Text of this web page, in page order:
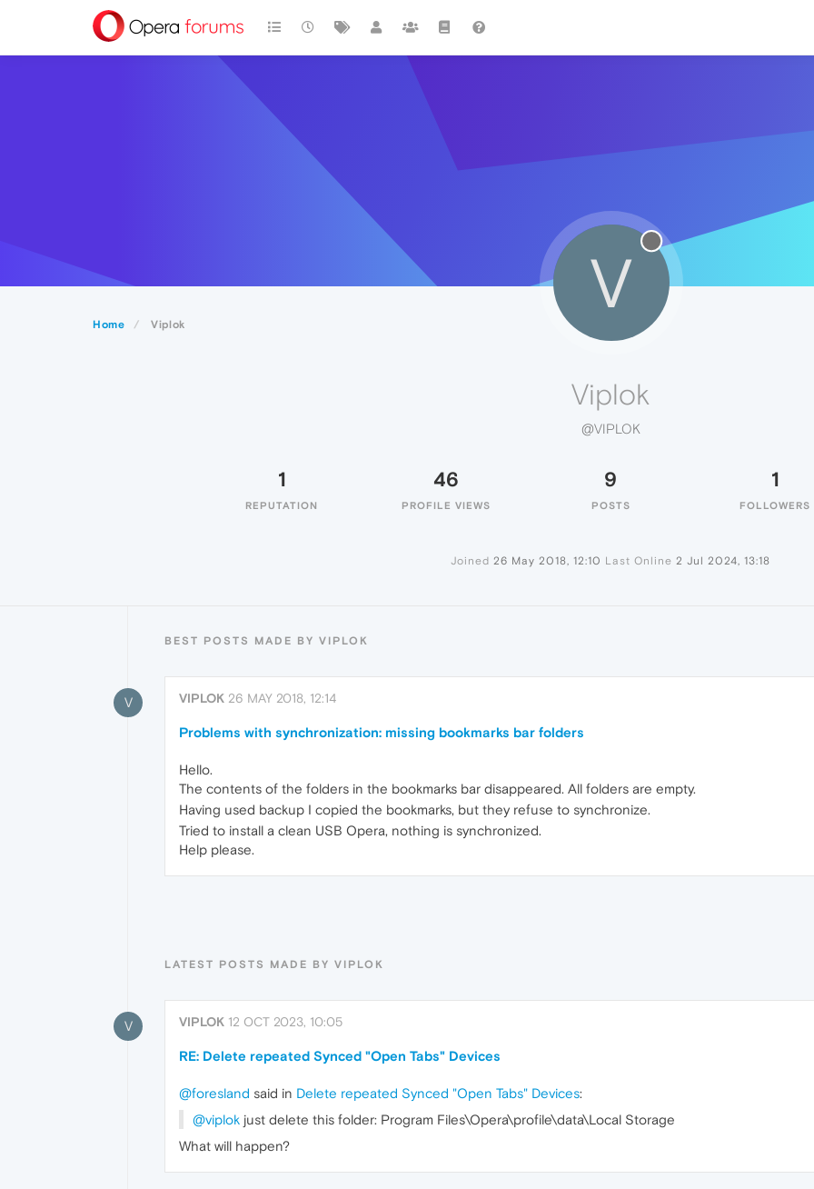
Home Viplok
V
Viplok
@VIPLOK
1
REPUTATION
46
PROFILE VIEWS
9
POSTS
1
FOLLOWERS
Joined 26 May 2018, 12:10 Last Online 2 Jul 2024, 13:18
BEST POSTS MADE BY VIPLOK
V VIPLOK 26 MAY 2018, 12:14
Problems with synchronization: missing bookmarks bar folders
Hello.
The contents of the folders in the bookmarks bar disappeared. All folders are empty.
Having used backup I copied the bookmarks, but they refuse to synchronize.
Tried to install a clean USB Opera, nothing is synchronized.
Help please.
LATEST POSTS MADE BY VIPLOK
V VIPLOK 12 OCT 2023, 10:05
RE: Delete repeated Synced "Open Tabs" Devices
@foresland said in Delete repeated Synced "Open Tabs" Devices:
@viplok just delete this folder: Program Files\Opera\profile\data\Local Storage
What will happen?